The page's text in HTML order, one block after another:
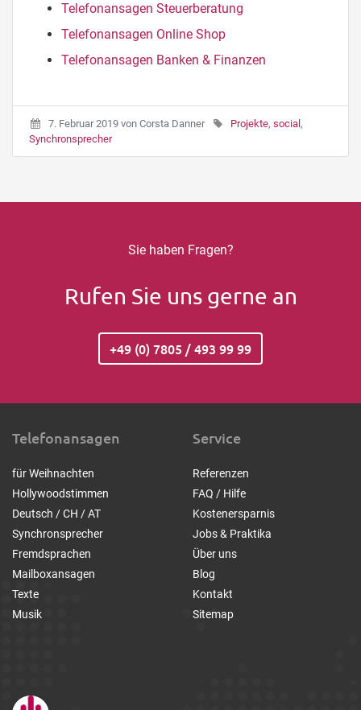
Telefonansagen Steuerberatung
Telefonansagen Online Shop
Telefonansagen Banken & Finanzen
7. Februar 2019 von Corsta Danner Projekte, social ,
Synchronsprecher
Sie haben Fragen?
Rufen Sie uns gerne an
+49 (0) 7805 / 493 99 99
Telefonansagen
für Weihnachten
Hollywoodstimmen
Deutsch / CH / AT
Synchronsprecher
Fremdsprachen
Mailboxansagen
Texte
Musik
Service
Referenzen
FAQ / Hilfe
Kostenersparnis
Jobs & Praktika
Über uns
Blog
Kontakt
Sitemap